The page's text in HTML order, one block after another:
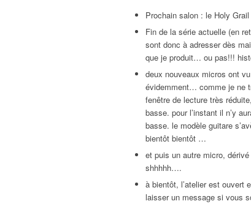
Prochain salon : le Holy
Fin de la série actuelle (en
sont donc à adresser dès
que je produit… ou pas!!!
deux nouveaux micros ont
évidemment… comme je ne
fenêtre de lecture très
basse. pour l’instant il n’y
basse. le modèle guitare
bientôt bientôt …
et puis un autre micro,
shhhhh….
à bientôt, l’atelier est ouvert
laisser un message si vous